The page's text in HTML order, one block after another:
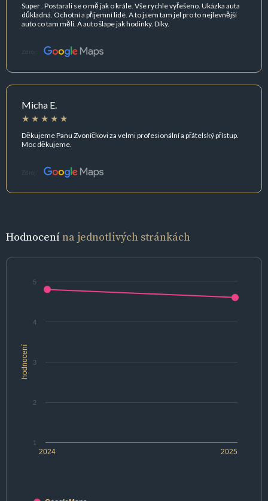
Super . Postarali se o mě jak o krále. Vše rychle vyřešeno. Ukázka auta
důkladná. Ochotní a příjemní lidé. A to jsem tam jel pro to nejlevnější
auto co tam měli. A auto šlape jak hodinky. Díky.
Zdroj:
Micha E.
Děkujeme Panu Zvoníčkovi za velmi profesionální a přátelský přístup.
Moc děkujeme.
Zdroj:
Hodnocenína jednotlivých stránkách
hodnocení
2024 2025
1
2
3
4
5